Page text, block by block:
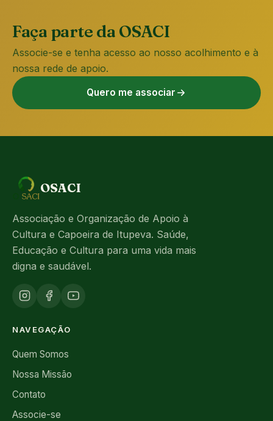
Faça parte da OSACI
Associe-se e tenha acesso ao nosso acolhimento e à
nossa rede de apoio.
Quero me associar
OSACI
Associação e Organização de Apoio à
Cultura e Capoeira de Itupeva. Saúde,
Educação e Cultura para uma vida mais
digna e saudável.
NAVEGAÇÃO
Quem Somos
Nossa Missão
Contato
Associe-se